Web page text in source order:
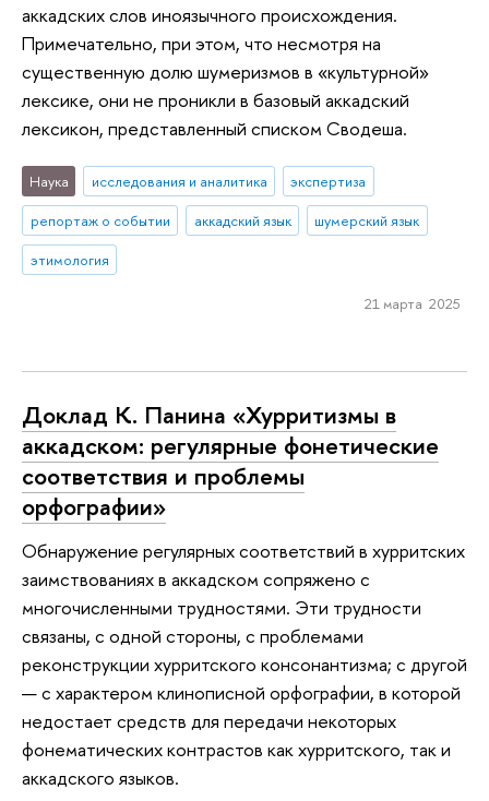
аккадских слов иноязычного происхождения.
Примечательно, при этом, что несмотря на
существенную долю шумеризмов в «культурной»
лексике, они не проникли в базовый аккадский
лексикон, представленный списком Сводеша.
Наука исследования и аналитика
экспертиза
репортаж о событии
аккадский язык
шумерский язык
этимология
21 марта 2025
Доклад К. Панина «Хурритизмы в
аккадском: регулярные фонетические
соответствия и проблемы
орфографии»
Обнаружение регулярных соответствий в хурритских
заимствованиях в аккадском сопряжено с
многочисленными трудностями. Эти трудности
связаны, с одной стороны, с проблемами
реконструкции хурритского консонантизма; с другой
— с характером клинописной орфографии, в которой
недостает средств для передачи некоторых
фонематических контрастов как хурритского, так и
аккадского языков.